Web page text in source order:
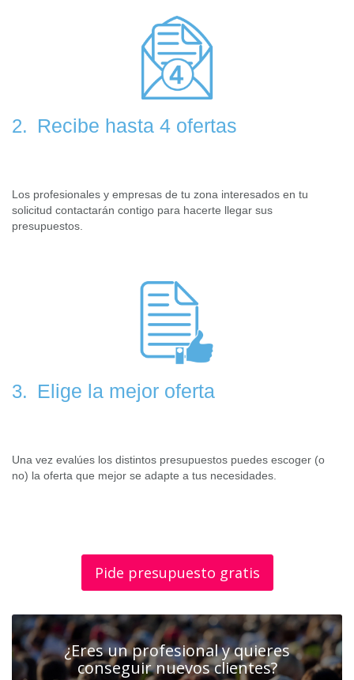
2. Recibe hasta 4 ofertas
Los profesionales y empresas de tu zona interesados en tu
solicitud contactarán contigo para hacerte llegar sus
presupuestos.
3. Elige la mejor oferta
Una vez evalúes los distintos presupuestos puedes escoger (o
no) la oferta que mejor se adapte a tus necesidades.
Pide presupuesto gratis
¿Eres un profesional y quieres
conseguir nuevos clientes?